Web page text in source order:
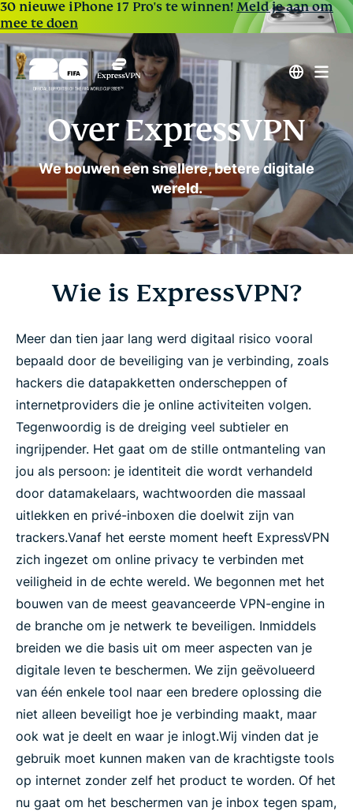
30 nieuwe iPhone 17 Pro's te winnen!Meld je aan om
mee te doen
Over ExpressVPN
We bouwen een snellere, betere digitale
wereld.
Wie is ExpressVPN?
Meer dan tien jaar lang werd digitaal risico vooral
bepaald door de beveiliging van je verbinding, zoals
hackers die datapakketten onderscheppen of
internetproviders die je online activiteiten volgen.
Tegenwoordig is de dreiging veel subtieler en
ingrijpender. Het gaat om de stille ontmanteling van
jou als persoon: je identiteit die wordt verhandeld
door datamakelaars, wachtwoorden die massaal
uitlekken en privé-inboxen die doelwit zijn van
trackers.Vanaf het eerste moment heeft ExpressVPN
zich ingezet om online privacy te verbinden met
veiligheid in de echte wereld. We begonnen met het
bouwen van de meest geavanceerde VPN-engine in
de branche om je netwerk te beveiligen. Inmiddels
breiden we die basis uit om meer aspecten van je
digitale leven te beschermen. We zijn geëvolueerd
van één enkele tool naar een bredere oplossing die
niet alleen beveiligt hoe je verbinding maakt, maar
ook wat je deelt en waar je inlogt.Wij vinden dat je
gebruik moet kunnen maken van de krachtigste tools
op internet zonder zelf het product te worden. Of het
nu gaat om het beschermen van je inbox tegen spam,